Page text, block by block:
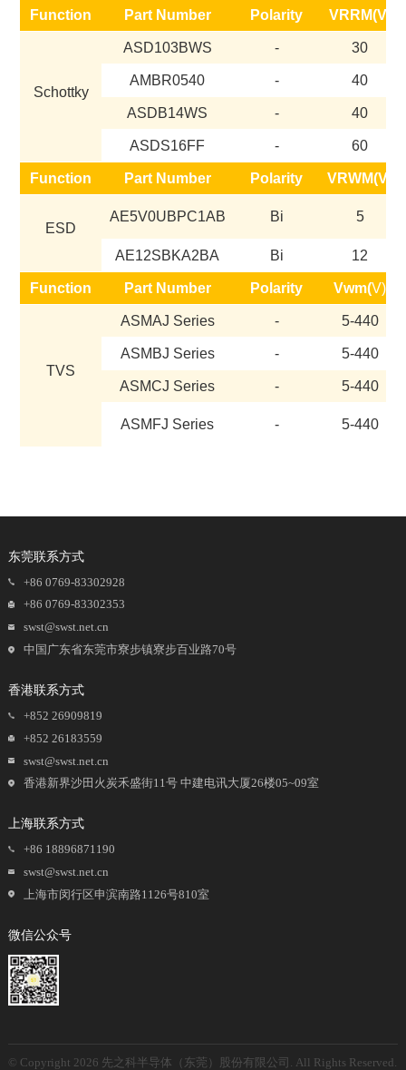
Function Part Number Polarity VR R M(V)
Schottky
ASD103BWS - 30
AMBR0540 - 40
ASDB14WS - 40
ASDS16FF - 60
Function Part Number Polarity VRWM(V)
ESD
AE5V0UBPC1AB Bi 5
AE12SBKA2BA Bi 12
Function Part Number Polarity Vwm(V)
TVS
ASMAJ Series - 5-440
ASMBJ Series - 5-440
ASMCJ Series - 5-440
ASMFJ Series - 5-440
东莞联系方式
+86 0769-83302928
+86 0769-83302353
swst@swst.net.cn
中国广东省东莞市寮步镇寮步百业路70号
香港联系方式
+852 26909819
+852 26183559
swst@swst.net.cn
香港新界沙田火炭禾盛街11号 中建电讯大厦26楼05~09室
上海联系方式
+86 18896871190
swst@swst.net.cn
上海市闵行区申滨南路1126号810室
微信公众号
© Copyright 2026 先之科半导体（东莞）股份有限公司. All Rights Reserved.